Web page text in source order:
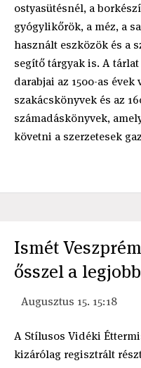
ostyasütésnél, a
gyógylikőrök, a méz, a
használt eszközök és a
segítő tárgyak is. A
darabjai az 1500-as
szakácskönyvek és az
számadáskönyvek,
követni a szerzetesek
Ismét
ősszel a
Augusztus 15. 15:18
A Stílusos Vidéki
kizárólag regisztrált